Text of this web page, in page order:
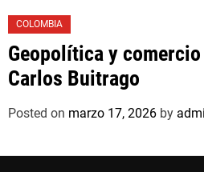
COLOMBIA
Geopolítica y
Carlos Buitrago
Posted on marzo 17, 2026 by